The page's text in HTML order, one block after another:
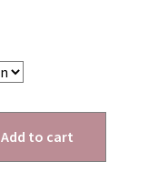
Add to cart